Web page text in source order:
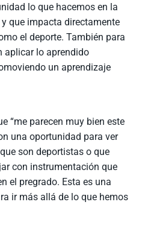
lo que hacemos en la
que impacta directamente
el deporte. También para
aplicar lo aprendido
un aprendizaje
“me parecen muy bien este
una oportunidad para ver
son deportistas o que
con instrumentación que
el pregrado. Esta es una
ir más allá de lo que hemos